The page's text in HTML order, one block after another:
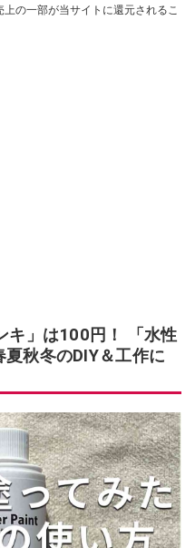
の一部が当サイトに還元されるこ
キ」は100円！ 「水性
秋冬のDIY＆工作に